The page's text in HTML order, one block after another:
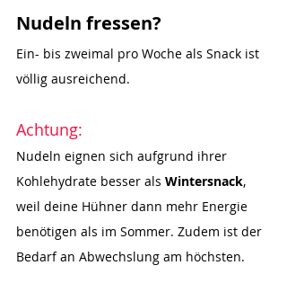
Nudeln fressen?
Ein- bis zweimal pro Woche als Snack ist
völlig ausreichend.
Achtung:
Nudeln eignen sich aufgrund ihrer
Kohlehydrate besser als Wintersnack,
weil deine Hühner dann mehr Energie
benötigen als im Sommer. Zudem ist der
Bedarf an Abwechslung am höchsten.